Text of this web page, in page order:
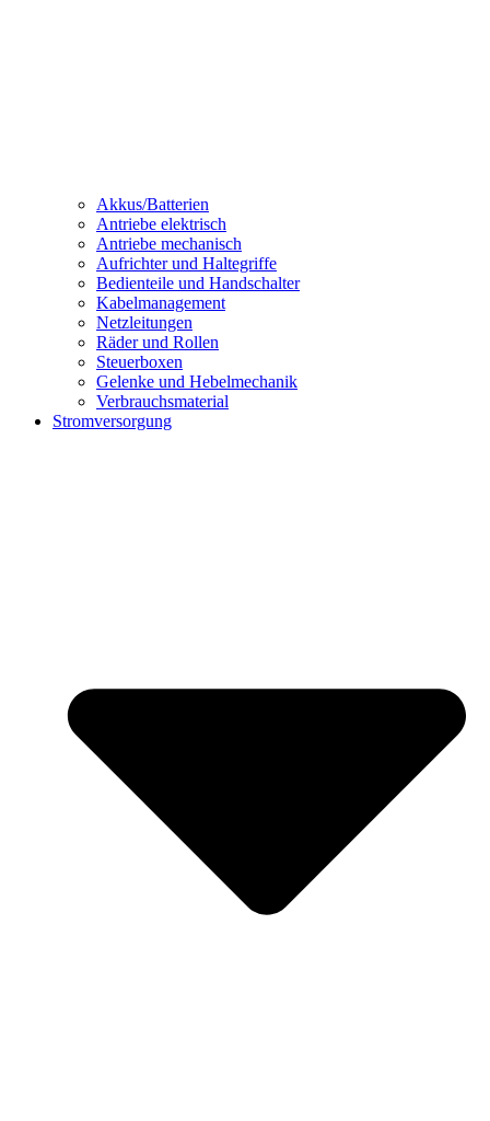
Akkus/Batterien
Antriebe elektrisch
Antriebe mechanisch
Aufrichter und Haltegriffe
Bedienteile und Handschalter
Kabelmanagement
Netzleitungen
Räder und Rollen
Steuerboxen
Gelenke und Hebelmechanik
Verbrauchsmaterial
Stromversorgung